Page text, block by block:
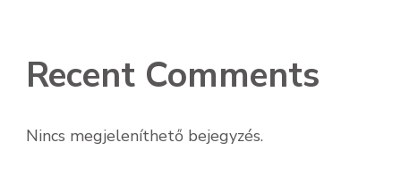
Recent Comments
Nincs megjeleníthető bejegyzés.